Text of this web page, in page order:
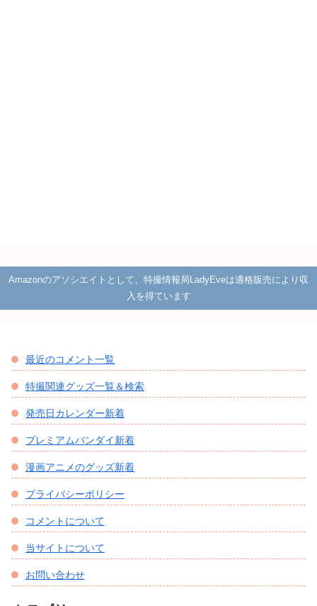
Amazonのアソシエイトとして、特撮情報局LadyEveは適格販売により収
入を得ています
最近のコメント一覧
特撮関連グッズ一覧＆検索
発売日カレンダー新着
プレミアムバンダイ新着
漫画アニメのグッズ新着
プライバシーポリシー
コメントについて
当サイトについて
お問い合わせ